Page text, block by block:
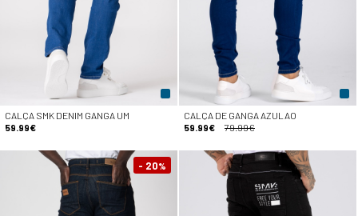
CALÇA SMK DENIM GANGA UM
59.99€
CALÇA DE GANGA AZULAO
59.99€
79.99€
- 20%